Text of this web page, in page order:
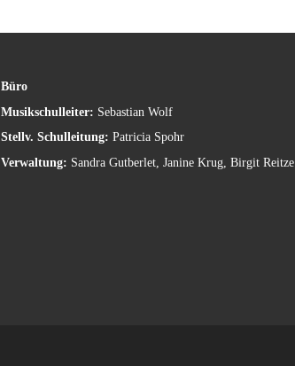
Büro
Musikschulleiter: Sebastian Wolf
Stellv. Schulleitung: Patricia Spohr
Verwaltung: Sandra Gutberlet, Janine Krug, Birgit Reitze